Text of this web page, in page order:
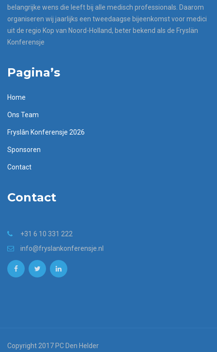
belangrijke wens die leeft bij alle medisch professionals. Daarom
organiseren wij jaarlijks een tweedaagse bijeenkomst voor medici
uit de regio Kop van Noord-Holland, beter bekend als de Fryslän
Konferensje
Pagina’s
Home
Ons Team
Fryslân Konferensje 2026
Sponsoren
Contact
Contact
+31 6 10 331 222
info@fryslankonferensje.nl
Copyright 2017 PC Den Helder